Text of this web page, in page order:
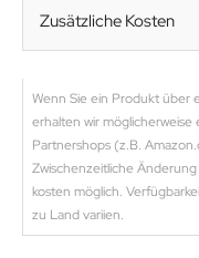
Zusätzliche Kosten
Wenn Sie ein Produkt über
erhalten wir
Partnershops (z.B.
Zwischenzeitliche
kosten möglich.
zu Land variien.